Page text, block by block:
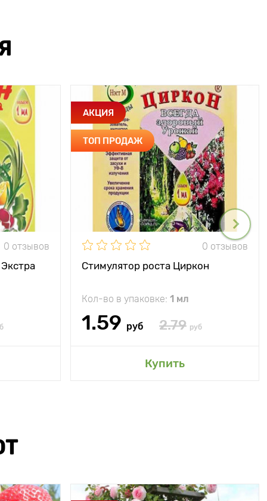
0 отзывов
АКЦИЯ
ТОП ПРОДАЖ
0 отзывов
Стимулятор роста Циркон
Кол-во в упаковке: 1 мл
1.59 руб 2.79 руб
Купить